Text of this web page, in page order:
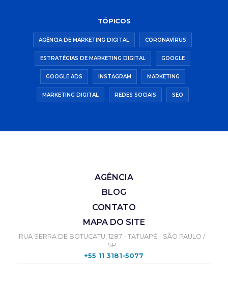
TÓPICOS
AGÊNCIA DE MARKETING DIGITAL CORONAVÍRUS
ESTRATÉGIAS DE MARKETING DIGITAL GOOGLE
GOOGLE ADS INSTAGRAM MARKETING
MARKETING DIGITAL REDES SOCIAIS SEO
AGÊNCIA
BLOG
CONTATO
MAPA DO SITE
RUA SERRA DE BOTUCATU, 1287 - TATUAPÉ - SÃO PAULO /
SP
+55 11 3181-5077